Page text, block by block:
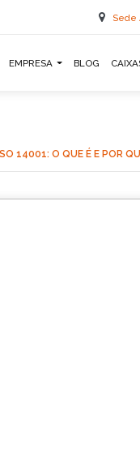
Sede
EMPRESA BLOG
14001: O QUE É E POR